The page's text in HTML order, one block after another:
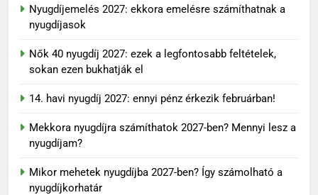
Nyugdíjemelés 2027: ekkora emelésre számíthatnak a
nyugdíjasok
Nők 40 nyugdíj 2027: ezek a legfontosabb feltételek,
sokan ezen bukhatják el
14. havi nyugdíj 2027: ennyi pénz érkezik februárban!
Mekkora nyugdíjra számíthatok 2027-ben? Mennyi lesz a
nyugdíjam?
Mikor mehetek nyugdíjba 2027-ben? Így számolható a
nyugdíjkorhatár